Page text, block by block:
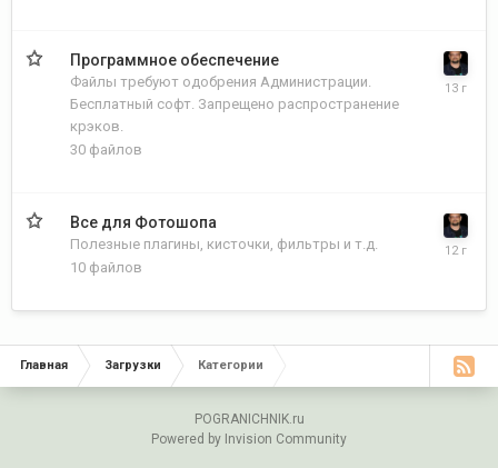
Программное обеспечение
Файлы требуют одобрения Администрации.
Бесплатный софт. Запрещено распространение
крэков.
30 файлов
Все для Фотошопа
Полезные плагины, кисточки, фильтры и т.д.
10 файлов
Главная Загрузки Категории
POGRANICHNIK.ru
Powered by Invision Community